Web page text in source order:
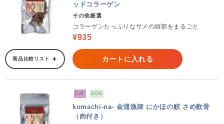
ッドコラーゲン
その他厳選
コラーゲンたっぷりなサメの頭部をまるごと
¥935
商品比較リスト カートに入れる
CAT DOG
komachi-na- 金浦漁師 にかほの鮫 さめ軟骨
（肉付き）